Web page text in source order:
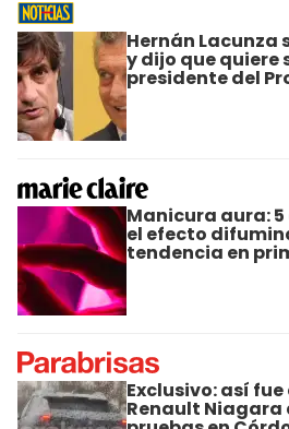
Hernán Lacunza
y dijo que quiere
presidente del
Manicura aura:
el efecto
tendencia en
Exclusivo: así
Renault